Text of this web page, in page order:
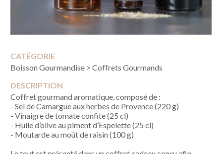
CATÉGORIE
Boisson Gourmandise > Coffrets Gourmands
DESCRIPTION
Coffret gourmand aromatique, composé de :
- Sel de Camargue aux herbes de Provence (220 g)
- Vinaigre de tomate confite (25 cl)
- Huile d’olive au piment d’Espelette (25 cl)
- Moutarde au moût de raisin (100 g)